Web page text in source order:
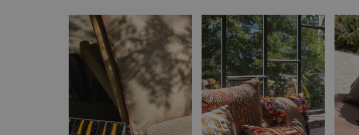
Strikt noodzakelijk Prestatie
Strikt noodzakelijke cookies maken de kernfunctionaliteiten van de website
website kan niet goed worden gebruikt zonder de strikt noodzakelijke cookies.
Naam
Aanbieder /
Domein
Vervaldatum Omschrijving
li_gc
LinkedIn
Corporation
.linkedin.com
6 maanden
Wordt gebruikt
van cookies
VISITOR_PRIVACY_METADATA
YouTube
.youtube.com
6 maanden
Deze cookie
privacykeuzes
gegevens
verschillende